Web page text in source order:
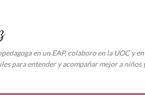
en un EAP, colaboro en la UOC y
para entender y acompañar mejor a niños